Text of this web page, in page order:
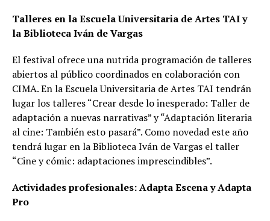
Talleres en la Escuela Universitaria de Artes TAI y
la Biblioteca Iván de Vargas
El festival ofrece una nutrida programación de talleres
abiertos al público coordinados en colaboración con
CIMA. En la Escuela Universitaria de Artes TAI tendrán
lugar los talleres “Crear desde lo inesperado: Taller de
adaptación a nuevas narrativas” y “Adaptación literaria
al cine: También esto pasará”. Como novedad este año
tendrá lugar en la Biblioteca Iván de Vargas el taller
“Cine y cómic: adaptaciones imprescindibles”.
Actividades profesionales: Adapta Escena y Adapta
Pro